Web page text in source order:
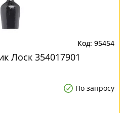
95454
Лоск 354017901
По запросу